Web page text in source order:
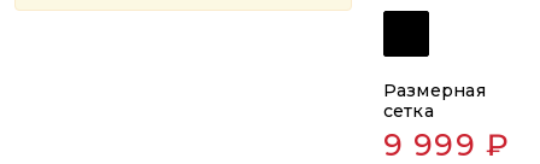
Размерная
сетка
9 999 ₽